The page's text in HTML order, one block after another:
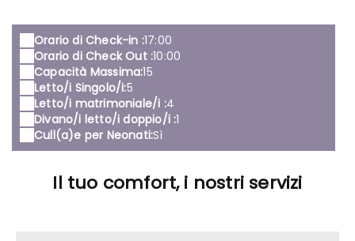
Orario di Check-in :17:00
Orario di Check Out :10:00
Capacità Massima:15
Letto/i Singolo/i:5
Letto/i matrimoniale/i :4
Divano/i letto/i doppio/i :1
Cull(a)e per Neonati:Sì
Il tuo comfort, i nostri servizi